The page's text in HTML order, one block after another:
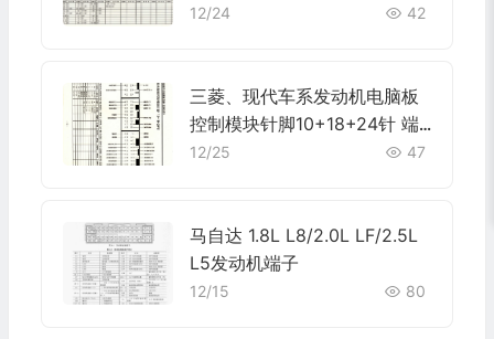
端子图
12/24 42
三菱、现代车系发动机电脑板
控制模块针脚10+18+24针 端
子图
12/25 47
马自达 1.8L L8/2.0L LF/2.5L
L5发动机端子
12/15 80